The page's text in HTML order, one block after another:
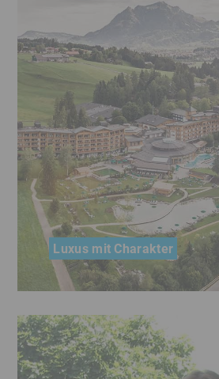
Luxus mit Charakter
Das familiengeführte
Hotellerie